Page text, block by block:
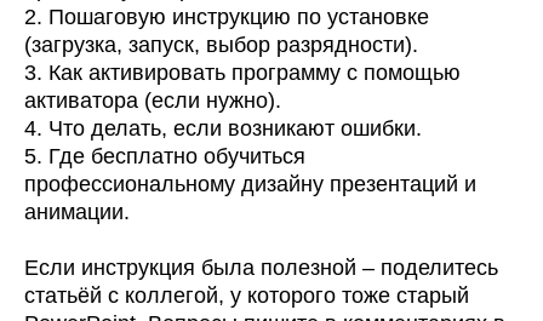
2. Пошаговую инструкцию по установке
(загрузка, запуск, выбор разрядности).
3. Как активировать программу с помощью
активатора (если нужно).
4. Что делать, если возникают ошибки.
5. Где бесплатно обучиться
профессиональному дизайну презентаций и
анимации.
Если инструкция была полезной – поделитесь
статьёй с коллегой, у которого тоже старый
№ Л035-01234-
31/01005676
Лицензия на
осуществление
образовательной
деятельности
Минобрнауки
Минпросвещения
России
дизайн»
Изнанка
дизайна
Практикум ВАУ-
презентации
Международная
премия KDA